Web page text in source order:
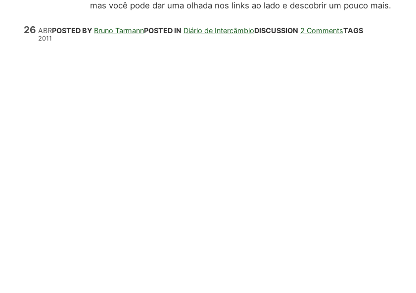
mas você pode dar uma olhada nos links ao lado e descobrir um pouco mais.
26 ABR
2011
POSTED BY Bruno TarmannPOSTED IN Diário de IntercâmbioDISCUSSION 2 CommentsTAGS